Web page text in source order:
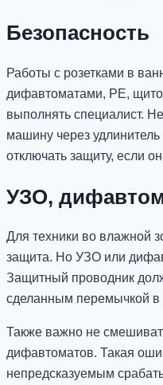
Безопасность
Работы с розетками в
дифавтоматами, PE,
выполнять специалист.
машину через
отключать защиту, если
УЗО,
Для техники во влажной
защита. Но УЗО или
Защитный проводник
сделанным перемычкой в
Также важно не
дифавтоматов. Такая
непредсказуемым